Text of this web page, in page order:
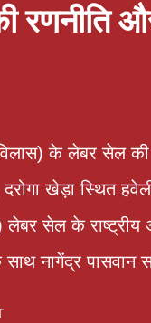
रणनीति
के लेबर सेल
खेड़ा स्थित
लेबर सेल के
नागेंद्र